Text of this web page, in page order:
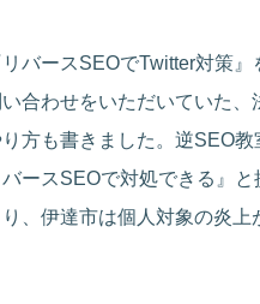
バースSEOでTwitter対策』
合わせをいただいていた、
方も書きました。逆SEO教
バースSEOで対処できる』と
、伊達市は個人対象の炎上